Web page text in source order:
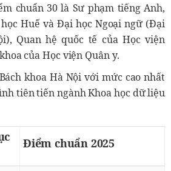
chuẩn 30 là Sư phạm tiếng Anh,
Huế và Đại học Ngoại ngữ (Đại
Quan hệ quốc tế của Học viện
của Học viện Quân y.
khoa Hà Nội với mức cao nhất
tiên tiến ngành Khoa học dữ liệu
Điểm chuẩn 2025